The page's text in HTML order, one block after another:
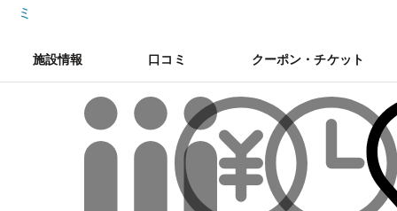
ミ
施設情報 口コミ クーポン・チケット